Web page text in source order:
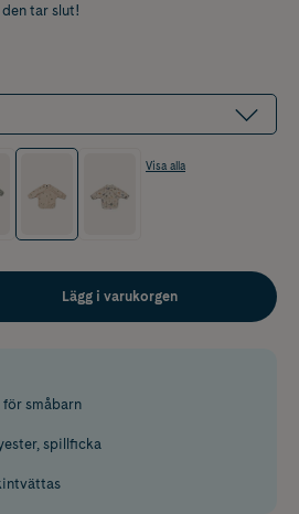
den tar slut!
Visa alla
Lägg i varukorgen
för småbarn
spillficka